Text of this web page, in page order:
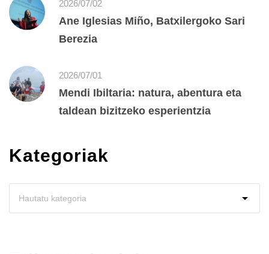
2026/07/02
Ane Iglesias Miño, Batxilergoko Sari
Berezia
2026/07/01
Mendi Ibiltaria: natura, abentura eta
taldean bizitzeko esperientzia
Kategoriak